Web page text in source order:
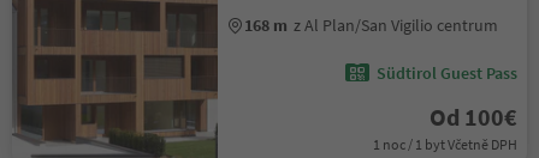
168 m z Al Plan/San Vigilio centrum
Südtirol Guest Pass
Od 100€
1 noc / 1 byt Včetně DPH